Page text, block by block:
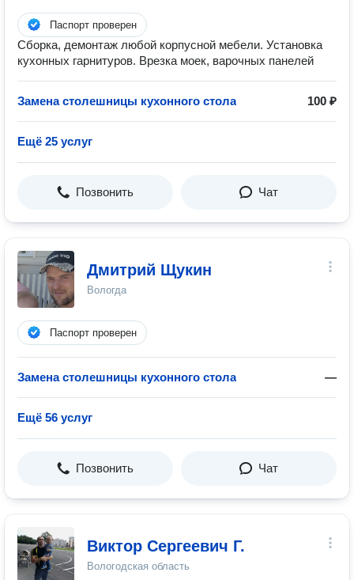
Паспорт проверен
Сборка, демонтаж любой корпусной мебели. Установка
кухонных гарнитуров. Врезка моек, варочных панелей
Замена столешницы кухонного стола 100 ₽
Ещё 25 услуг
Позвонить Чат
Дмитрий Щукин
Вологда
Паспорт проверен
Замена столешницы кухонного стола —
Ещё 56 услуг
Позвонить Чат
Виктор Сергеевич Г.
Вологодская область